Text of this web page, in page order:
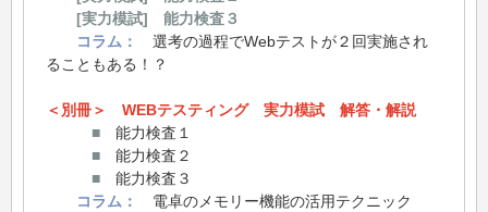
[実力模試] 能力検査３
コラム：
選考の過程でWebテストが２回実施され
ることもある！？
＜別冊＞
WEBテスティング 実力模試 解答・解説
■ 能力検査１
■ 能力検査２
■ 能力検査３
コラム：
電卓のメモリー機能の活用テクニック